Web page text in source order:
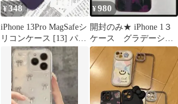
¥ 348
iPhone 13Pro MagSafeシ
リコンケース [13] パー
プル
¥980
開封のみ★ iPhone 1３
ケース グラデーショ
ンペイント風デザイン